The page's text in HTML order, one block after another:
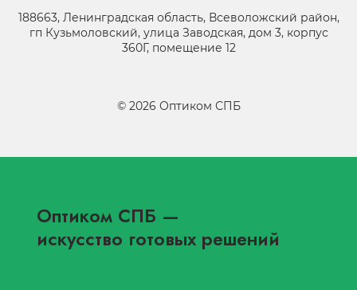
188663, Ленинградская область, Всеволожский район,
гп Кузьмоловский, улица Заводская, дом 3, корпус
360Г, помещение 12
© 2026 Оптиком СПБ
Оптиком СПБ —
искусство готовых решений